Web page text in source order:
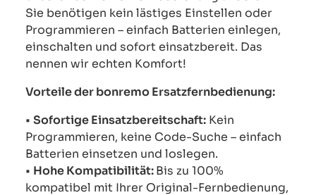
Sie benötigen kein lästiges Einstellen oder
Programmieren – einfach Batterien einlegen,
einschalten und sofort einsatzbereit. Das
nennen wir echten Komfort!
Vorteile der bonremo Ersatzfernbedienung:
• Sofortige Einsatzbereitschaft: Kein
Programmieren, keine Code-Suche – einfach
Batterien einsetzen und loslegen.
• Hohe Kompatibilität:Bis zu 100%
kompatibel mit Ihrer Original-Fernbedienung,